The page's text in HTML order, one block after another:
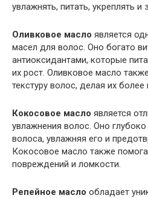
увлажнять, питать, укреплять
Оливковое масло является
масел для волос. Оно богато
антиоксидантами, которые
их рост. Оливковое масло
текстуру волос, делая их
Кокосовое масло является
увлажнения волос. Оно глубоко
волоса, увлажняя его и
Кокосовое масло также
повреждений и ломкости.
Репейное масло обладает